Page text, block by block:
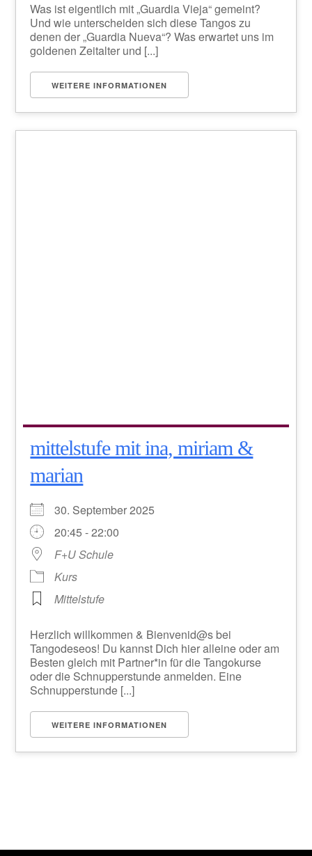
Was ist eigentlich mit „Guardia Vieja“ gemeint?
Und wie unterscheiden sich diese Tangos zu
denen der „Guardia Nueva“? Was erwartet uns im
goldenen Zeitalter und [...]
WEITERE INFORMATIONEN
mittelstufe mit ina, miriam &
marian
30. September 2025
20:45 - 22:00
F+U Schule
Kurs
Mittelstufe
Herzlich willkommen & Bienvenid@s bei
Tangodeseos! Du kannst Dich hier alleine oder am
Besten gleich mit Partner*in für die Tangokurse
oder die Schnupperstunde anmelden. Eine
Schnupperstunde [...]
WEITERE INFORMATIONEN